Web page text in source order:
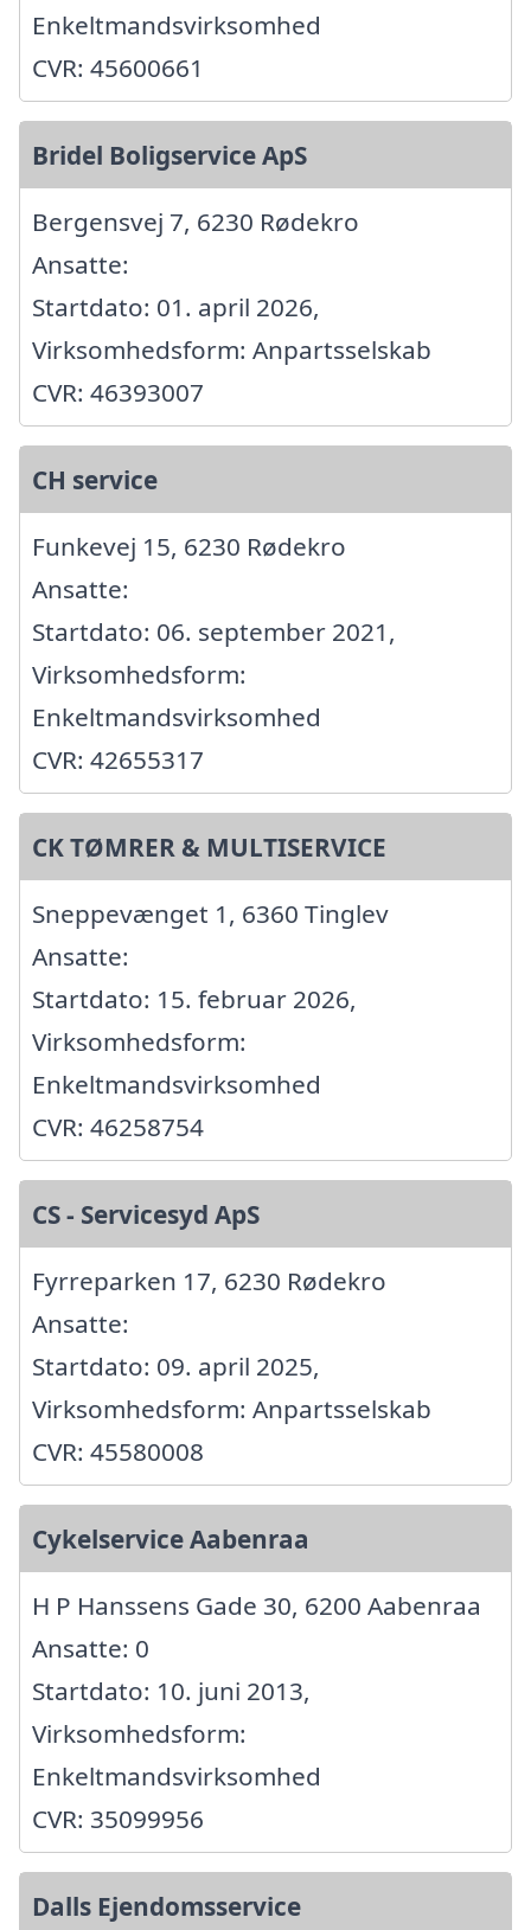
Enkeltmandsvirksomhed
CVR: 45600661
Bridel Boligservice ApS
Bergensvej 7, 6230 Rødekro
Ansatte:
Startdato: 01. april 2026,
Virksomhedsform: Anpartsselskab
CVR: 46393007
CH service
Funkevej 15, 6230 Rødekro
Ansatte:
Startdato: 06. september 2021,
Virksomhedsform:
Enkeltmandsvirksomhed
CVR: 42655317
CK TØMRER & MULTISERVICE
Sneppevænget 1, 6360 Tinglev
Ansatte:
Startdato: 15. februar 2026,
Virksomhedsform:
Enkeltmandsvirksomhed
CVR: 46258754
CS - Servicesyd ApS
Fyrreparken 17, 6230 Rødekro
Ansatte:
Startdato: 09. april 2025,
Virksomhedsform: Anpartsselskab
CVR: 45580008
Cykelservice Aabenraa
H P Hanssens Gade 30, 6200 Aabenraa
Ansatte: 0
Startdato: 10. juni 2013,
Virksomhedsform:
Enkeltmandsvirksomhed
CVR: 35099956
Dalls Ejendomsservice